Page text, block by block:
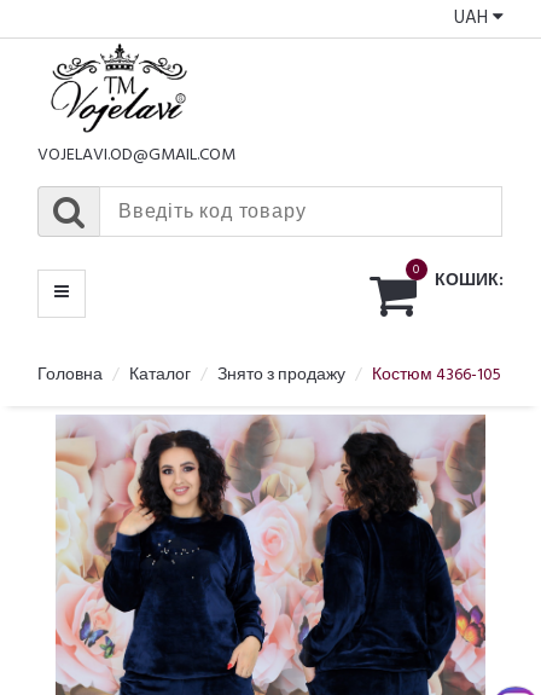
UAH
VOJELAVI.OD@GMAIL.COM
0 КОШИК:
МЕНЮ
Головна Каталог Знято з продажу Костюм 4366-105